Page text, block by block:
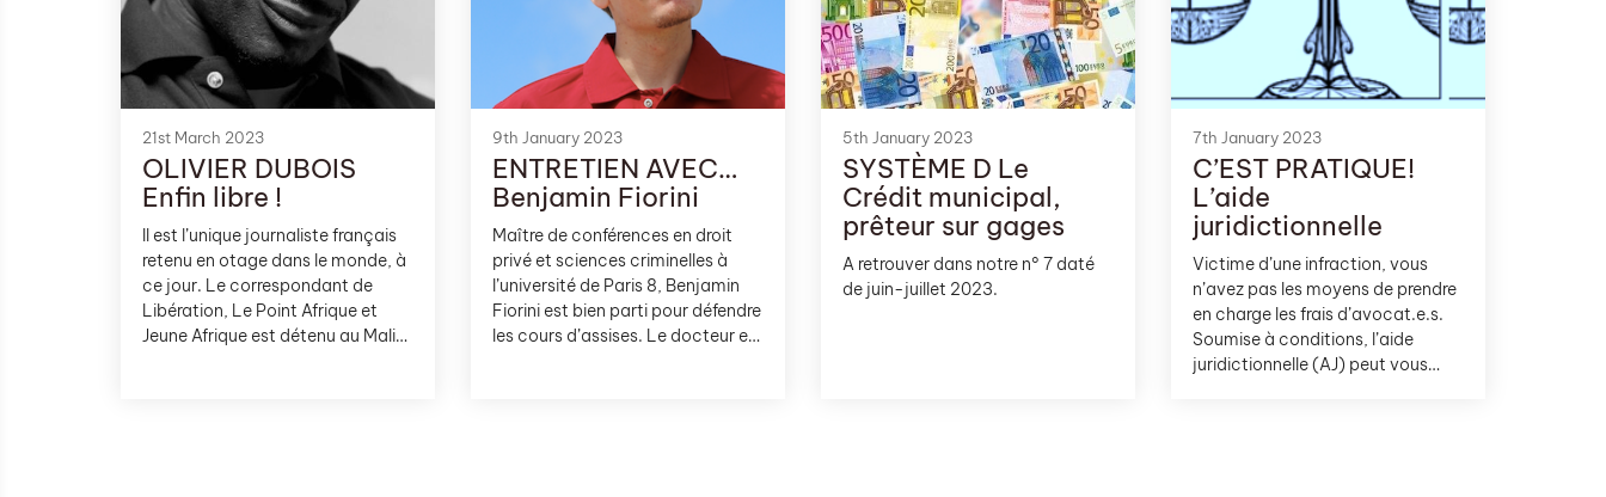
expert.e.s sur la question, et quels
sont les enjeux et les risques de
supprimer le jury populaire dans
des affaires de crimes? Chaque
mois, nous interviewons une
personne sur le sujet de
l’instauration et de la
généralisation des CCD.
21st March 2023
OLIVIER DUBOIS
Enfin libre !
Il est l’unique journaliste français
retenu en otage dans le monde, à
ce jour. Le correspondant de
Libération, Le Point Afrique et
Jeune Afrique est détenu au Mali
9th January 2023
ENTRETIEN AVEC…
Benjamin Fiorini
Maître de conférences en droit
privé et sciences criminelles à
l’université de Paris 8, Benjamin
Fiorini est bien parti pour défendre
les cours d’assises. Le docteur en
5th January 2023
SYSTÈME D Le
Crédit municipal,
prêteur sur gages
A retrouver dans notre n° 7 daté
de juin-juillet 2023.
7th January 2023
C’EST PRATIQUE!
L’aide
juridictionnelle
Victime d’une infraction, vous
n’avez pas les moyens de prendre
en charge les frais d’avocat.e.s.
Soumise à conditions, l’aide
juridictionnelle (AJ) peut vous